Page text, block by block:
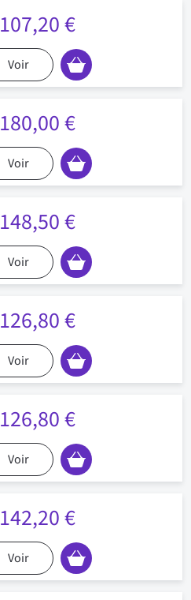
107,20 €
Voir
180,00 €
Voir
148,50 €
Voir
126,80 €
Voir
126,80 €
Voir
142,20 €
Voir